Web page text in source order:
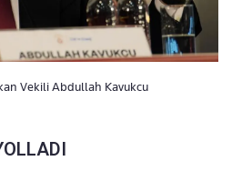
Vekili Abdullah Kavukcu